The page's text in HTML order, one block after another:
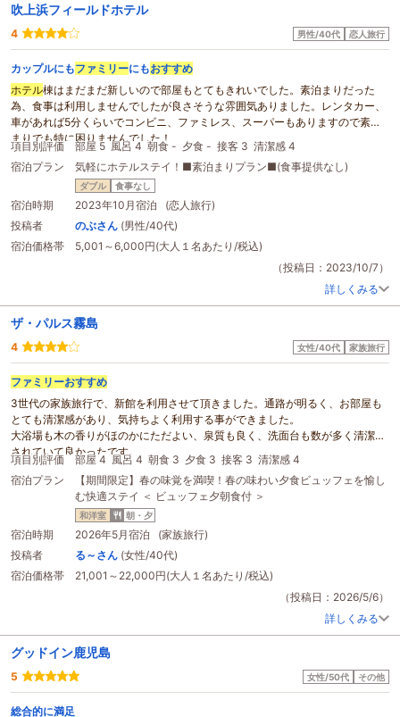
吹上浜フィールドホテル
4 男性/40代 恋人旅行
カップルにもファミリーにもおすすめ
ホテル棟はまだまだ新しいので部屋もとてもきれいでした。素泊まりだった
為、食事は利用しませんでしたが良さそうな雰囲気ありました。レンタカー、
車があれば5分くらいでコンビニ、ファミレス、スーパーもありますので素泊
まりでも特に困りませんでした！
通常の部屋はシャワールームなので湯船浸かりたい方は隣にある銭湯です。
リゾート感を演出しており他のホテルにはないような施設やサービスも魅力的
でした。また利用したいと思えました！
項目別評価 部屋 5 風呂 4 朝食 - 夕食 - 接客 3 清潔感 4
宿泊プラン
気軽にホテルステイ！■素泊まりプラン■(食事提供なし)
ダブル 食事なし
宿泊時期
2023年10月宿泊 (恋人旅行)
投稿者
のぶさん (男性/40代)
宿泊価格帯
5,001～6,000円(大人１名あたり/税込)
（投稿日：2023/10/7）
詳しくみる
ザ・パルス霧島
4 女性/40代 家族旅行
ファミリーおすすめ
3世代の家族旅行で、新館を利用させて頂きました。通路が明るく、お部屋も
とても清潔感があり、気持ちよく利用する事ができました。
大浴場も木の香りがほのかにただよい、泉質も良く、洗面台も数が多く清潔に
されていて良かったです。
ビュッフェは今までのホテルビュッフェの中で一番満足でした。
ただ、小学生も楽しめる室内施設や室内着があれば嬉しかったなと思います。
ですが、全体的にとても良かったので、また利用させて頂きたいと思います。
項目別評価 部屋 4 風呂 4 朝食 3 夕食 3 接客 3 清潔感 4
宿泊プラン
【期間限定】春の味覚を満喫！春の味わい夕食ビュッフェを愉し
む快適ステイ ＜ ビュッフェ夕朝食付 ＞
和洋室 朝・夕
宿泊時期
2026年5月宿泊 (家族旅行)
投稿者
る～さん (女性/40代)
宿泊価格帯
21,001～22,000円(大人１名あたり/税込)
（投稿日：2026/5/6）
詳しくみる
グッドイン鹿児島
5 女性/50代 その他
総合的に満足